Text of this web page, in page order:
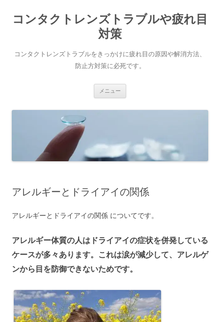
テ
ン
キ
ッ
コンタクトレンズトラブルや疲れ目
対策
コンタクトレンズトラブルをきっかけに疲れ目の原因や解消方法、
防止方対策に必死です。
メニュー
アレルギーとドライアイの関係
アレルギーとドライアイの関係 についてです。
アレルギー体質の人はドライアイの症状を併発している
ケースが多々あります。これは涙が減少して、アレルゲ
ンから目を防御できないためです。